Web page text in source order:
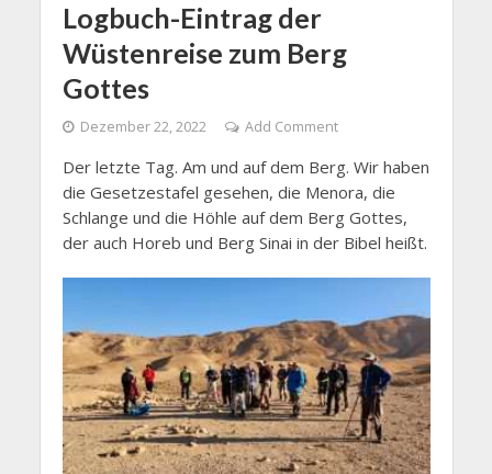
Logbuch-Eintrag der
Wüstenreise zum Berg
Gottes
Dezember 22, 2022 Add Comment
Der letzte Tag. Am und auf dem Berg. Wir haben
die Gesetzestafel gesehen, die Menora, die
Schlange und die Höhle auf dem Berg Gottes,
der auch Horeb und Berg Sinai in der Bibel heißt.